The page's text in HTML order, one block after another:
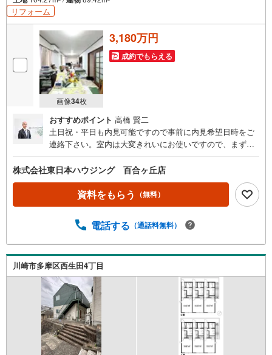
リフォーム
画像34枚
3,180万円
成約でもらえる
おすすめポイント 高橋 賢二
土日祝・平日も内見可能ですので事前に内見希望日時をご
連絡下さい。室内は大変きれいにお使いですので、まずは
株式会社東日本ハウジング 百合ヶ丘店
資料をもらう （無料）
電話する （通話料無料）
川崎市多摩区西生田4丁目